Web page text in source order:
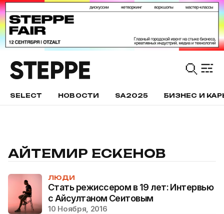
SELECT НОВОСТИ SA2025 БИЗНЕС И
АЙТЕМИР ЕСКЕНОВ
ЛЮДИ
Стать режиссером в 19 лет: Интервью
с Айсултаном Сеитовым
10 Ноября, 2016